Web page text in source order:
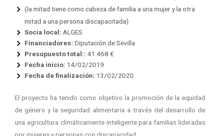
(la mitad tiene como cabeza de familia a una mujer y la otra
mitad a una persona discapacitada)
Socia local: ALGES
Financiadores: Diputación de Sevilla
Presupuesto total:: 41.468 €
Fecha inicio: 14/02/2019
Fecha de finalización: 13/02/2020
El proyecto ha tenido como objetivo la promoción de la equidad
de género y la seguridad alimentaria a través del desarrollo de
una agricultura climáticamente inteligente para familias lideradas